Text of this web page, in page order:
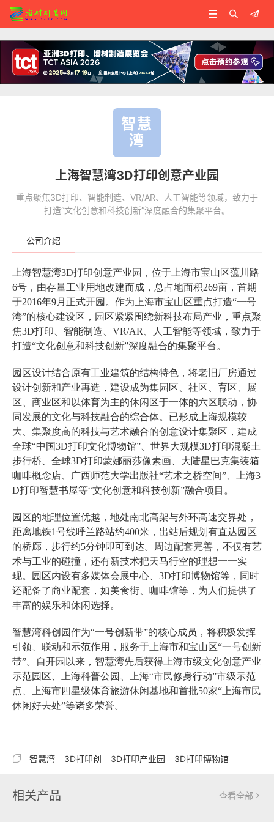



智慧
湾
上海智慧湾3D打印创意产业园
重点聚焦3D打印、智能制造、VR/AR、人工智能等领域，致力于
打造“文化创意和科技创新”深度融合的集聚平台。
公司介绍
上海智慧湾3D打印创意产业园，位于上海市宝山区蕰川路
6号，由存量工业用地改建而成，总占地面积269亩，首期
于2016年9月正式开园。作为上海市宝山区重点打造“一号
湾”的核心建设区，园区紧紧围绕新科技布局产业，重点聚
焦3D打印、智能制造、VR/AR、人工智能等领域，致力于
打造“文化创意和科技创新”深度融合的集聚平台。
园区设计结合原有工业建筑的结构特色，将老旧厂房通过
设计创新和产业再造，建设成为集园区、社区、育区、展
区、商业区和以体育为主的休闲区于一体的六区联动，协
同发展的文化与科技融合的综合体。已形成上海规模较
大、集聚度高的科技与艺术融合的创意设计集聚区，建成
全球“中国3D打印文化博物馆”、世界大规模3D打印混凝土
步行桥、全球3D打印蒙娜丽莎像素画、大陆星巴克集装箱
咖啡概念店、广西师范大学出版社“艺术之桥空间”、上海3
D打印智慧书屋等“文化创意和科技创新”融合项目。
园区的地理位置优越，地处南北高架与外环高速交界处，
距离地铁1号线呼兰路站约400米，出站后规划有直达园区
的桥廊，步行约5分钟即可到达。周边配套完善，不仅有艺
术与工业的碰撞，还有新技术把天马行空的理想一一实
现。园区内设有多媒体会展中心、3D打印博物馆等，同时
还配备了商业配套，如美食街、咖啡馆等，为人们提供了
丰富的娱乐和休闲选择。
智慧湾科创园作为“一号创新带”的核心成员，将积极发挥
引领、联动和示范作用，服务于上海市和宝山区“一号创新
带”。自开园以来，智慧湾先后获得上海市级文化创意产业
示范园区、上海科普公园、上海“市民修身行动”市级示范
点、上海市四星级体育旅游休闲基地和首批50家“上海市民
休闲好去处”等诸多荣誉。
 智慧湾 3D打印创 3D打印产业园 3D打印博物馆
相关产品 查看全部 